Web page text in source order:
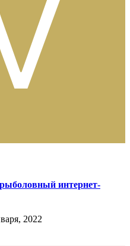
интернет-
2022